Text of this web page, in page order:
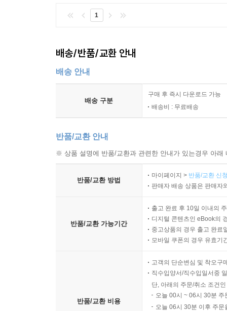
1
배송/반품/교환 안내
배송 안내
배송 구분
구매 후 즉시 다운로드 가능
배송비 : 무료배송
반품/교환 안내
※ 상품 설명에 반품/교환과 관련한 안내가 있는경우 아
반품/교환 방법
마이페이지 > 반품/교환 신
판매자 배송 상품은 판매자
반품/교환 가능기간
출고 완료 후 10일 이내의
디지털 콘텐츠인 eBook의
중고상품의 경우 출고 완료
모바일 쿠폰의 경우 유효기
반품/교환 비용
고객의 단순변심 및 착오구
직수입양서/직수입일서중
단, 아래의 주문/취소 조건
오늘 00시 ~ 06시 30분
오늘 06시 30분 이후 주